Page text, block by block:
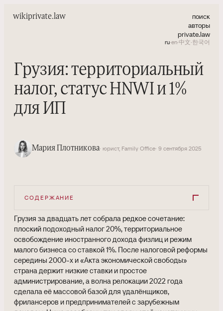
wikiprivate.law
поиск
авторы
private.law
ru·en·中文·한국어
Грузия: территориальный
налог, статус HNWI и 1%
для ИП
Мария Плотникова· юрист, Family Office· 9 сентября 2025
СОДЕРЖАНИЕ
Грузия за двадцать лет собрала редкое сочетание:
плоский подоходный налог 20%, территориальное
освобождение иностранного дохода физлиц и режим
малого бизнеса со ставкой 1%. После налоговой реформы
середины 2000-х и «Акта экономической свободы»
страна держит низкие ставки и простое
администрирование, а волна релокации 2022 года
сделала её массовой базой для удалёнщиков,
фрилансеров и предпринимателей с зарубежным